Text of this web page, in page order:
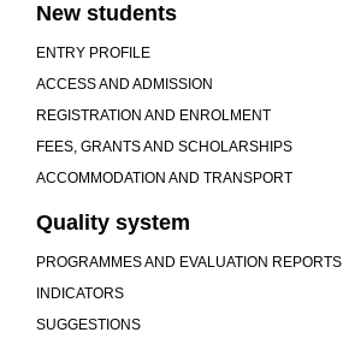
New students
ENTRY PROFILE
ACCESS AND ADMISSION
REGISTRATION AND ENROLMENT
FEES, GRANTS AND SCHOLARSHIPS
ACCOMMODATION AND TRANSPORT
Quality system
PROGRAMMES AND EVALUATION REPORTS
INDICATORS
SUGGESTIONS